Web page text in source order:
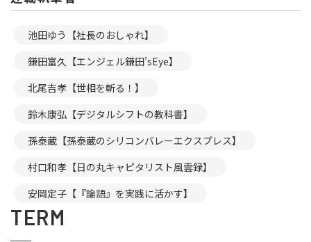
池田ゆう【社長のおしゃれ】
鎌田富久【エンジェル鎌田’sEye】
北尾吉孝【世相を斬る！】
鈴木康弘【デジタルシフトの教科書】
孫泰蔵【孫泰蔵のシリコンバレーエクスプレス】
村口和孝【日の丸キャピタリスト風雲録】
安岡定子【『論語』を実践に活かす】
TERM